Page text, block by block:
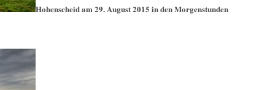
Hohenscheid am 29. August 2015 in den Morgenstunden